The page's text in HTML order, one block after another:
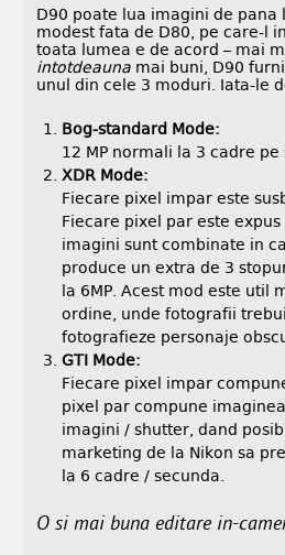
D90 poate lua imagini de pana
modest fata de D80, pe care-l
toata lumea e de acord – mai
intotdeauna mai buni, D90
unul din cele 3 moduri. Iata-le
Bog-standard Mode:
12 MP normali la 3 cadre pe
XDR Mode:
Fiecare pixel impar este
Fiecare pixel par este
imagini sunt combinate in
produce un extra de 3
la 6MP. Acest mod este util
ordine, unde fotografii
fotografieze personaje
GTI Mode:
Fiecare pixel impar
pixel par compune
imagini / shutter, dand
marketing de la Nikon sa
la 6 cadre / secunda.
O si mai buna editare in-